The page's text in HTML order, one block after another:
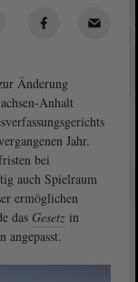
Änderung
Anhalt
Jahr.
bei
auch Spielraum
ermöglichen
das Gesetz in
angepasst.